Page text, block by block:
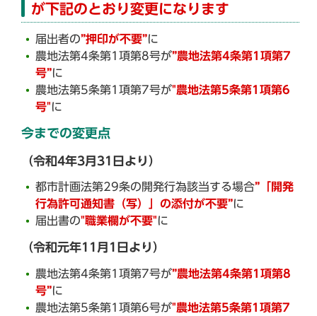
が下記のとおり変更になります
届出者の”押印が不要”に
農地法第4条第1項第8号が”農地法第4条第1項第7
号”に
農地法第5条第1項第7号が"農地法第5条第1項第6
号"に
今までの変更点
（令和4年3月31日より）
都市計画法第29条の開発行為該当する場合”「開発
行為許可通知書（写）」の添付が不要”に
届出書の"職業欄が不要"に
（令和元年11月1日より）
農地法第4条第1項第7号が”農地法第4条第1項第8
号”に
農地法第5条第1項第6号が"農地法第5条第1項第7